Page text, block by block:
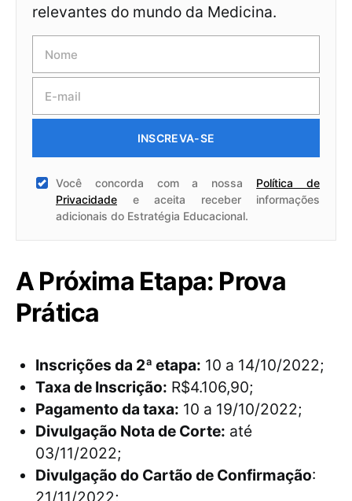
relevantes do mundo da Medicina.
INSCREVA-SE
Você concorda com a nossa Política de
Privacidade e aceita receber informações
adicionais do Estratégia Educacional.
A Próxima Etapa: Prova
Prática
Inscrições da 2ª etapa: 10 a 14/10/2022;
Taxa de Inscrição: R$4.106,90;
Pagamento da taxa: 10 a 19/10/2022;
Divulgação Nota de Corte: até
03/11/2022;
Divulgação do Cartão de Confirmação:
21/11/2022;